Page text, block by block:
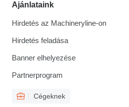
Ajánlataink
Hirdetés az Machineryline-on
Hirdetés feladása
Banner elhelyezése
Partnerprogram
Cégeknek